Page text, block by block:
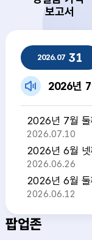
보고서
2026.07 31
2026년 7
2026년 7월 둘
2026.07.10
2026년 6월 넷
2026.06.26
2026년 6월 둘
2026.06.12
팝업존